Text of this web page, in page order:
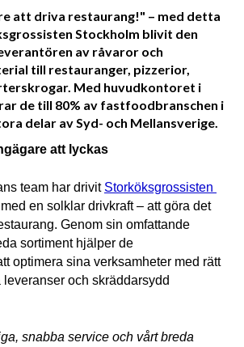
att driva restaurang!" – med detta
Stockholm blivit den
av råvaror och
till restauranger, pizzerior,
Med huvudkontoret i
de till 80% av fastfoodbranschen i
delar av Syd- och Mellansverige.
att lyckas
team har drivit Storköksgrossisten
en solklar drivkraft – att göra det
Genom sin omfattande
sortiment hjälper de
optimera sina verksamheter med rätt
leveranser och skräddarsydd
snabba service och vårt breda